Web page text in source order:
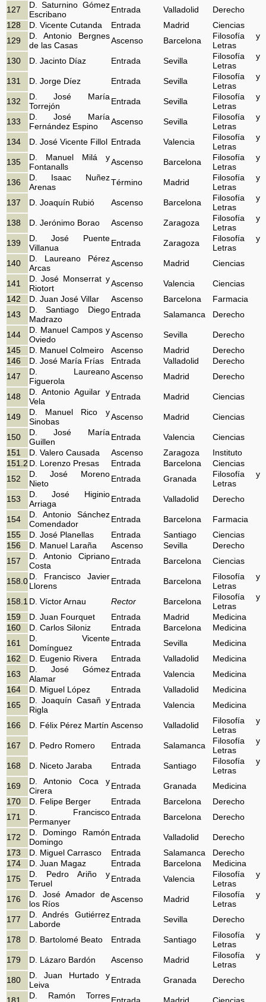
127
D. Saturnino Gómez
Escribano
Entrada Valladolid
Derecho
128
D. Vicente Cutanda Entrada Madrid
Ciencias
129
D. Antonio Bergnes
de las Casas
Ascenso Barcelona
Filosofía y
Letras
130
D. Jacinto Díaz Entrada Sevilla
Filosofía y
Letras
131
D. Jorge Díez Entrada Sevilla
Filosofía y
Letras
132
D. José María
Torrejón
Entrada Sevilla
Filosofía y
Letras
133
D. José María
Fernández Espino
Ascenso Sevilla
Filosofía y
Letras
134
D. José Vicente Fillol Entrada Valencia
Filosofía y
Letras
135
D. Manuel Milá y
Fontanalls
Ascenso Barcelona
Filosofía y
Letras
136
D. Isaac Nuñez
Arenas
Término Madrid
Filosofía y
Letras
137
D. Joaquín Rubió Ascenso Barcelona
Filosofía y
Letras
138
D. Jerónimo Borao Ascenso Zaragoza
Filosofía y
Letras
139
D. José Puente
Villanua
Entrada Zaragoza
Filosofía y
Letras
140
D. Laureano Pérez
Arcas
Ascenso Madrid Ciencias
141
D. José Monserrat y
Riotort
Ascenso Valencia
Ciencias
142
D. Juan José Villar Ascenso Barcelona
Farmacia
143
D. Santiago Diego
Madrazo
Entrada Salamanca Derecho
144
D. Manuel Campos y
Oviedo
Ascenso Sevilla
Derecho
145
D. Manuel Colmeiro Ascenso Madrid
Derecho
146
D. José María Frías Entrada Valladolid
Derecho
147
D. Laureano
Figuerola
Ascenso Madrid Derecho
148
D. Antonio Aguilar y
Vela
Entrada Madrid Ciencias
149
D. Manuel Rico y
Sinobas
Ascenso Madrid Ciencias
150
D. José María
Guillen
Entrada Valencia
Ciencias
151
D. Valero Causada Ascenso Zaragoza
Instituto
151.2 D. Lorenzo Presas Entrada Barcelona
Ciencias
152
D. José Moreno
Nieto
Entrada Granada
Filosofía y
Letras
153
D. José Higinio
Arriaga
Entrada Valladolid Derecho
154
D. Antonio Sánchez
Comendador
Entrada Barcelona
Farmacia
155
D. José Planellas Entrada Santiago
Ciencias
156
D. Manuel Laraña Ascenso Sevilla
Derecho
157
D. Antonio Cipriano
Costa
Entrada Barcelona Ciencias
158.0
D. Francisco Javier
Llorens
Entrada Barcelona
Filosofía y
Letras
158.1 D. Víctor Arnau Rector Barcelona
Filosofía y
Letras
159
D. Juan Fourquet Entrada Madrid
Medicina
160
D. Carlos Siloniz Entrada Barcelona
Medicina
161
D. Vicente
Domínguez
Entrada Sevilla
Medicina
162
D. Eugenio Rivera Entrada Valladolid
Medicina
163
D. José Gómez
Alamar
Entrada Valencia
Medicina
164
D. Miguel López Entrada Valladolid
Medicina
165
D. Joaquín Casañ y
Rigla
Entrada Valencia Medicina
166 D. Félix Pérez Martín Ascenso Valladolid
Filosofía y
Letras
167
D. Pedro Romero Entrada Salamanca
Filosofía y
Letras
168
D. Niceto Jaraba Entrada Santiago
Filosofía y
Letras
169
D. Antonio Coca y
Cirera
Entrada Granada
Medicina
170
D. Felipe Berger Entrada Barcelona
Derecho
171
D. Francisco
Permanyer
Entrada Barcelona Derecho
172
D. Domingo Ramón
Domingo
Entrada Valladolid
Derecho
173
D. Miguel Carrasco Entrada Salamanca
Derecho
174
D. Juan Magaz Entrada Barcelona
Medicina
175
D. Pedro Ariño y
Teruel
Entrada Valencia
Filosofía y
Letras
176
D. José Amador de
los Ríos
Ascenso Madrid
Filosofía y
Letras
177
D. Andrés Gutiérrez
Laborde
Entrada Sevilla Derecho
178 D. Bartolomé Beato Entrada Santiago
Filosofía y
Letras
179
D. Lázaro Bardón Ascenso Madrid
Filosofía y
Letras
180
D. Juan Hurtado y
Leiva
Entrada Granada Derecho
D. Ramón Torres